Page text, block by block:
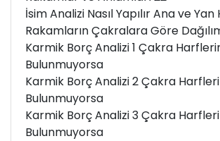
İsim Analizi Nasıl Yapılır Ana ve
Rakamların Çakralara Göre
Karmik Borç Analizi 1 Çakra
Bulunmuyorsa
Karmik Borç Analizi 2 Çakra
Bulunmuyorsa
Karmik Borç Analizi 3 Çakra
Bulunmuyorsa